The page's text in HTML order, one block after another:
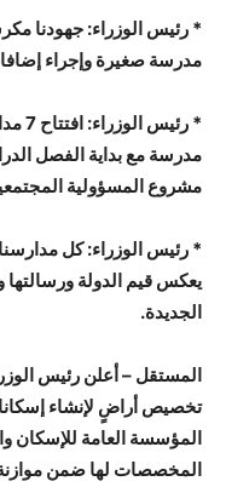
مدرسة صغيرة وإجراء
مدرسة مع بداية الفصل
مشروع المسؤولية
* رئيس الوزراء: كل
يعكس قيم الدولة ورسالتها
الجديدة.
المستقل – أعلن رئيس
تخصيص أراضٍ لإنشاء
المؤسسة العامة للإسكان